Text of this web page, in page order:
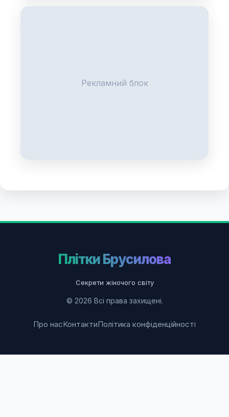
Рекламний блок
Плітки Брусилова
Секрети жіночого світу
© 2026 Всі права захищені.
Про насКонтактиПолітика конфіденційності